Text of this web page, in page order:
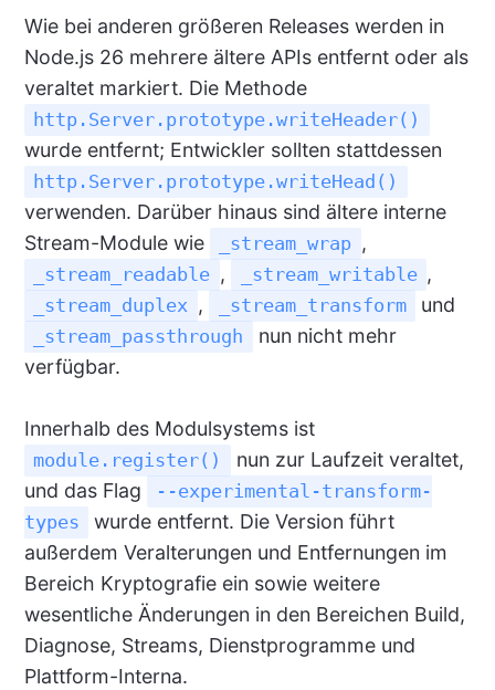
Wie bei anderen größeren Releases werden in
Node.js 26 mehrere ältere APIs entfernt oder als
veraltet markiert. Die Methode
http.Server.prototype.writeHeader()
wurde entfernt; Entwickler sollten stattdessen
http.Server.prototype.writeHead()
verwenden. Darüber hinaus sind ältere interne
Stream-Module wie
_stream_wrap ,
_stream_readable , _stream_writable ,
_stream_duplex , _stream_transform und
_stream_passthrough
nun nicht mehr
verfügbar.
Innerhalb des Modulsystems ist
module.register()
nun zur Laufzeit veraltet,
und das Flag
--experimental-transform-
types
wurde entfernt. Die Version führt
außerdem Veralterungen und Entfernungen im
Bereich Kryptografie ein sowie weitere
wesentliche Änderungen in den Bereichen Build,
Diagnose, Streams, Dienstprogramme und
Plattform-Interna.